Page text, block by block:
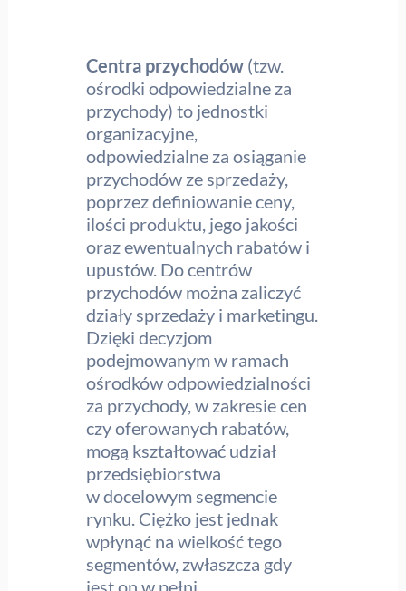
Centra przychodów (tzw.
ośrodki odpowiedzialne za
przychody) to jednostki
organizacyjne,
odpowiedzialne za osiąganie
przychodów ze sprzedaży,
poprzez definiowanie ceny,
ilości produktu, jego jakości
oraz ewentualnych rabatów i
upustów. Do centrów
przychodów można zaliczyć
działy sprzedaży i marketingu.
Dzięki decyzjom
podejmowanym w ramach
ośrodków odpowiedzialności
za przychody, w zakresie cen
czy oferowanych rabatów,
mogą kształtować udział
przedsiębiorstwa
w docelowym segmencie
rynku. Ciężko jest jednak
wpłynąć na wielkość tego
segmentów, zwłaszcza gdy
jest on w pełni